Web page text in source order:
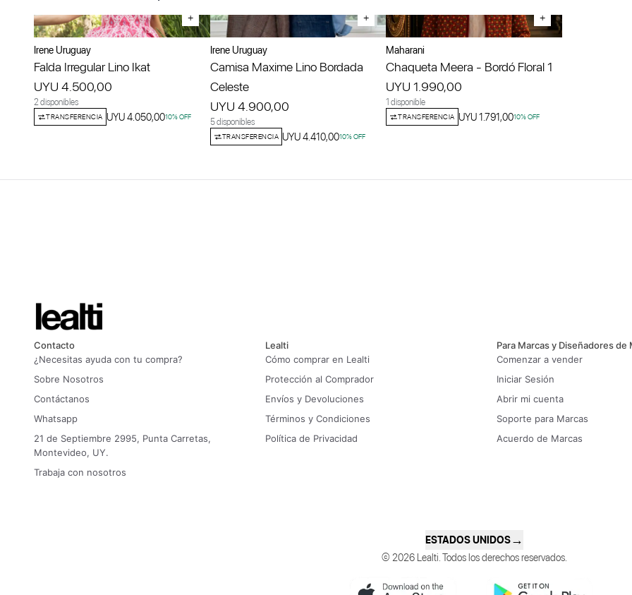
+
Irene Uruguay
Falda Irregular Lino Ikat
UYU 4.500,00
2 disponibles
TRANSFERENCIA UYU 4.050,0010% OFF
+
Irene Uruguay
Camisa Maxime Lino Bordada
Celeste
UYU 4.900,00
5 disponibles
TRANSFERENCIA UYU 4.410,0010% OFF
+
Maharani
Chaqueta Meera - Bordó Floral 1
UYU 1.990,00
1 disponible
TRANSFERENCIA UYU 1.791,0010% OFF
Contacto
¿Necesitas ayuda con tu compra?
Sobre Nosotros
Contáctanos
Whatsapp
21 de Septiembre 2995, Punta Carretas,
Montevideo, UY.
Trabaja con nosotros
Lealti
Cómo comprar en Lealti
Protección al Comprador
Envíos y Devoluciones
Términos y Condiciones
Política de Privacidad
Para Marcas y Diseñadores de
Comenzar a vender
Iniciar Sesión
Abrir mi cuenta
Soporte para Marcas
Acuerdo de Marcas
ESTADOS UNIDOS→
© 2026 Lealti. Todos los derechos reservados.